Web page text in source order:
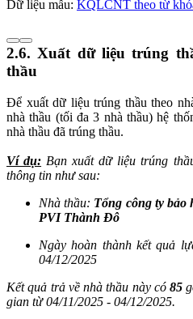
Dữ liệu mẫu: KQLCNT theo từ
2.6. Xuất dữ liệu trúng
thầu
Để xuất dữ liệu trúng thầu theo
nhà thầu (tối đa 3 nhà thầu) hệ
nhà thầu đã trúng thầu.
Ví dụ: Bạn xuất dữ liệu trúng
thông tin như sau:
Nhà thầu: Tổng công ty
PVI Thành Đô
Ngày hoàn thành kết quả
04/12/2025
Kết quả trả về nhà thầu này có85
gian từ 04/11/2025 - 04/12/2025.